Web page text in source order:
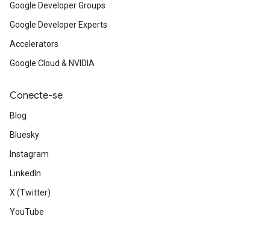
Google Developer Groups
Google Developer Experts
Accelerators
Google Cloud & NVIDIA
Conecte-se
Blog
Bluesky
Instagram
LinkedIn
X (Twitter)
YouTube